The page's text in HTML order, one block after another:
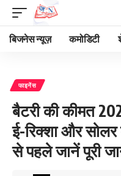
बिजनेस न्यूज़ कमोडिटी
फाइनेंस
बैटरी की कीमत
ई-रिक्शा और
से पहले जानें पूरी